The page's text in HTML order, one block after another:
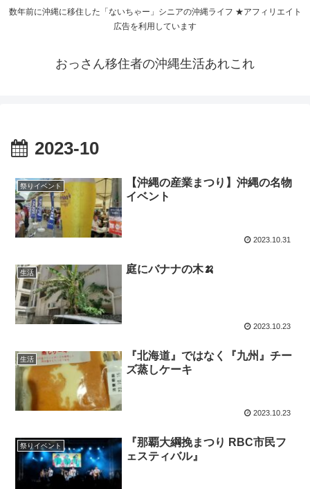
数年前に沖縄に移住した「ないちゃー」シニアの沖縄ライフ ★アフィリエイト
広告を利用しています
おっさん移住者の沖縄生活あれこれ
2023-10
祭りイベント
【沖縄の産業まつり】沖縄の名物
イベント
2023.10.31
生活 庭にバナナの木🍌
2023.10.23
生活
『北海道』ではなく『九州』チー
ズ蒸しケーキ
2023.10.23
祭りイベント
『那覇大綱挽まつり RBC市民フ
ェスティバル』